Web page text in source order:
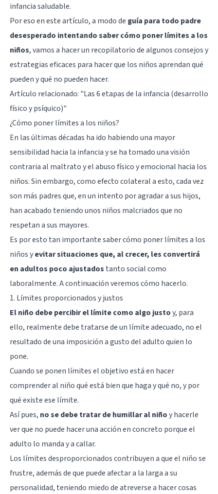
infancia saludable.
Por eso en este artículo, a modo de guía para todo padre
desesperado intentando saber cómo poner límites a los
niños, vamos a hacer un recopilatorio de algunos consejos y
estrategias eficaces para hacer que los niños aprendan qué
pueden y qué no pueden hacer.
Artículo relacionado: "Las 6 etapas de la infancia (desarrollo
físico y psíquico)"
¿Cómo poner límites a los niños?
En las últimas décadas ha ido habiendo una mayor
sensibilidad hacia la infancia y se ha tomado una visión
contraria al maltrato y el abuso físico y emocional hacia los
niños. Sin embargo, como efecto colateral a esto, cada vez
son más padres que, en un intento por agradar a sus hijos,
han acabado teniendo unos niños malcriados que no
respetan a sus mayores.
Es por esto tan importante saber cómo poner límites a los
niños yevitar situaciones que, al crecer, les convertirá
en adultos poco ajustados tanto social como
laboralmente. A continuación veremos cómo hacerlo.
1. Límites proporcionados y justos
El niño debe percibir el límite como algo justoy, para
ello, realmente debe tratarse de un límite adecuado, no el
resultado de una imposición a gusto del adulto quien lo
pone.
Cuando se ponen límites el objetivo está en hacer
comprender al niño qué está bien que haga y qué no, y por
qué existe ese límite.
Así pues, no se debe tratar de humillar al niñoy hacerle
ver que no puede hacer una acción en concreto porque el
adulto lo manda y a callar.
Los límites desproporcionados contribuyen a que el niño se
frustre, además de que puede afectar a la larga a su
personalidad, teniendo miedo de atreverse a hacer cosas